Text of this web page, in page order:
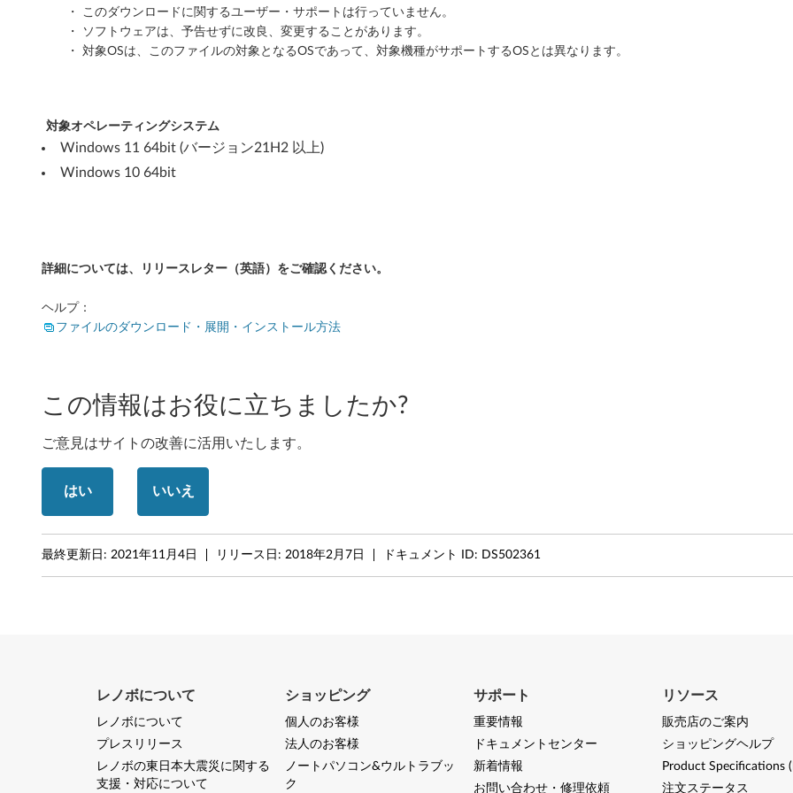
以
1
0
b
i
t
-
T
h
i
n
k
・ このダウンロードに関するユーザー・サポートは行っていません。
・ ソフトウェアは、予告せずに改良、変更することがあります。
・ 対象OSは、このファイルの対象となるOSであって、対象機種がサポートするOSとは異なります。
対象オペレーティングシステム
Windows 11 64bit (バージョン21H2 以上)
Windows 10 64bit
詳細については、リリースレター（英語）をご確認ください。
ヘルプ：
ファイルのダウンロード・展開・インストール方法
この情報はお役に立ちましたか?
ご意見はサイトの改善に活用いたします。
はい いいえ
最終更新日: 2021年11月4日 リリース日: 2018年2月7日 ドキュメント ID: DS502361
レノボについて
レノボについて
プレスリリース
レノボの東日本大震災に関する
支援・対応について
ショッピング
個人のお客様
法人のお客様
ノートパソコン&ウルトラブッ
ク
サポート
重要情報
ドキュメントセンター
新着情報
お問い合わせ・修理依頼
リソース
販売店のご案内
ショッピングヘルプ
Product Specifications
注文ステータス